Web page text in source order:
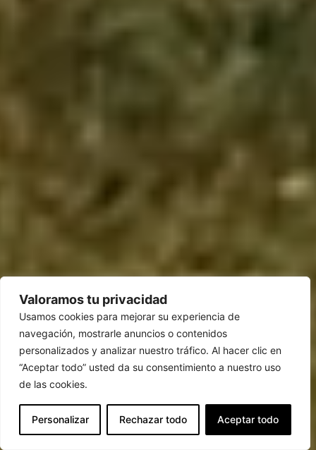
Valoramos tu privacidad
Usamos cookies para mejorar su experiencia de
navegación, mostrarle anuncios o contenidos
personalizados y analizar nuestro tráfico. Al hacer clic en
“Aceptar todo” usted da su consentimiento a nuestro uso
de las cookies.
Personalizar Rechazar todo Aceptar todo